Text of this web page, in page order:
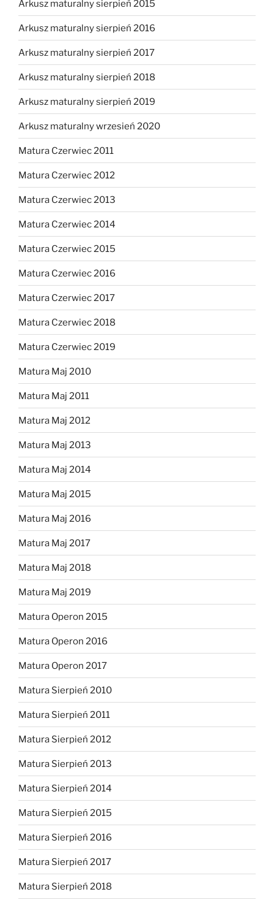
Arkusz maturalny sierpień 2015
Arkusz maturalny sierpień 2016
Arkusz maturalny sierpień 2017
Arkusz maturalny sierpień 2018
Arkusz maturalny sierpień 2019
Arkusz maturalny wrzesień 2020
Matura Czerwiec 2011
Matura Czerwiec 2012
Matura Czerwiec 2013
Matura Czerwiec 2014
Matura Czerwiec 2015
Matura Czerwiec 2016
Matura Czerwiec 2017
Matura Czerwiec 2018
Matura Czerwiec 2019
Matura Maj 2010
Matura Maj 2011
Matura Maj 2012
Matura Maj 2013
Matura Maj 2014
Matura Maj 2015
Matura Maj 2016
Matura Maj 2017
Matura Maj 2018
Matura Maj 2019
Matura Operon 2015
Matura Operon 2016
Matura Operon 2017
Matura Sierpień 2010
Matura Sierpień 2011
Matura Sierpień 2012
Matura Sierpień 2013
Matura Sierpień 2014
Matura Sierpień 2015
Matura Sierpień 2016
Matura Sierpień 2017
Matura Sierpień 2018